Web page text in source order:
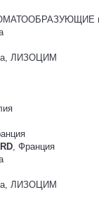
ЛИЗОЦИМ
, Франция
ЛИЗОЦИМ